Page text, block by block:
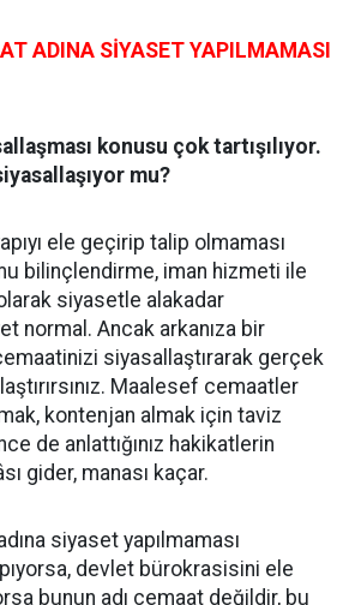
ADINA SİYASET YAPILMAMASI
konusu çok tartışılıyor.
mu?
ele geçirip talip olmaması
bilinçlendirme, iman hizmeti ile
siyasetle alakadar
normal. Ancak arkanıza bir
siyasallaştırarak gerçek
Maalesef cemaatler
kontenjan almak için taviz
de anlattığınız hakikatlerin
gider, manası kaçar.
siyaset yapılmaması
devlet bürokrasisini ele
bunun adı cemaat değildir, bu